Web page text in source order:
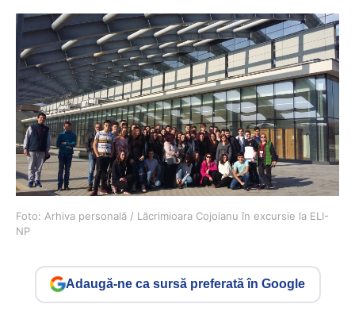
Foto: Arhiva personală / Lăcrimioara Cojoianu în excursie la ELI-
NP
Adaugă-ne ca sursă preferată în Google